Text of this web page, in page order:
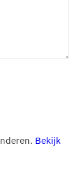
Bekijk